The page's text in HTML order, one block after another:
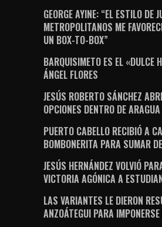
GEORGE AYINE: “EL ESTILO DE
METROPOLITANOS ME
UN BOX-TO-BOX”
BARQUISIMETO ES EL «DULCE
ÁNGEL FLORES
JESÚS ROBERTO SÁNCHEZ
OPCIONES DENTRO DE ARAGUA
PUERTO CABELLO RECIBIÓ A
BOMBONERITA PARA SUMAR
JESÚS HERNÁNDEZ VOLVIÓ
VICTORIA AGÓNICA A
LAS VARIANTES LE DIERON
ANZOÁTEGUI PARA